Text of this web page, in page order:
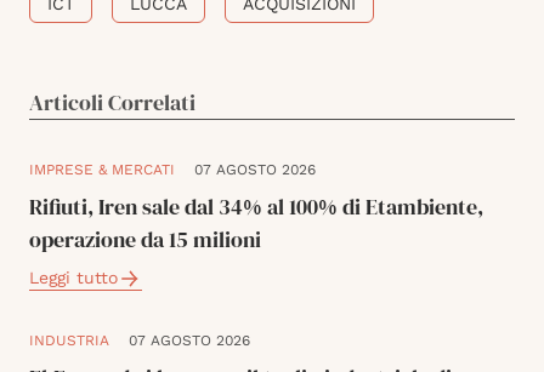
ICT LUCCA ACQUISIZIONI
Articoli Correlati
IMPRESE & MERCATI 07 AGOSTO 2026
Rifiuti, Iren sale dal 34% al 100% di Etambiente,
operazione da 15 milioni
Leggi tutto
INDUSTRIA 07 AGOSTO 2026